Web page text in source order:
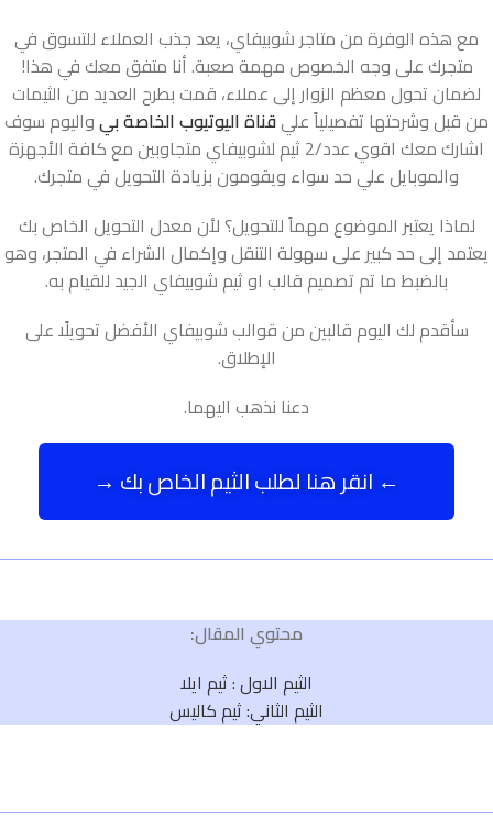
مع هذه الوفرة من متاجر شوبيفاي، يعد جذب العملاء للتسوق في
متجرك على وجه الخصوص مهمة صعبة. أنا متفق معك في هذا!
لضمان تحول معظم الزوار إلى عملاء، قمت بطرح العديد من الثيمات
من قبل وشرحتها تفصيلياً عليقناة اليوتيوب الخاصة بيواليوم سوف
اشارك معك اقوي عدد/2 ثيم لشوبيفاي متجاوبين مع كافة الأجهزة
والموبايل علي حد سواء ويقومون بزيادة التحويل في متجرك.
لماذا يعتبر الموضوع مهماً للتحويل؟ لأن معدل التحويل الخاص بك
يعتمد إلى حد كبير على سهولة التنقل وإكمال الشراء في المتجر، وهو
بالضبط ما تم تصميم قالب او ثيم شوبيفاي الجيد للقيام به.
سأقدم لك اليوم قالبين من قوالب شوبيفاي الأفضل تحويلًا على
الإطلاق.
دعنا نذهب اليهما.
← انقر هنا لطلب الثيم الخاص بك →
محتوي المقال:
الثيم الاول : ثيم ايلا
الثيم الثاني: ثيم كاليس